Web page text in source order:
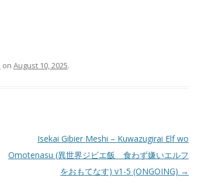
on August 10, 2025.
Isekai Gibier Meshi – Kuwazugirai Elf wo
Omotenasu (異世界ジビエ飯 食わず嫌いエルフ
をおもてなす) v1-5 (ONGOING) →